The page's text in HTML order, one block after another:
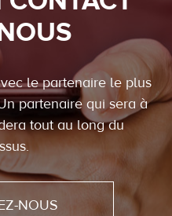
le partenaire le plus
partenaire qui sera à
tout au long du
NOUS